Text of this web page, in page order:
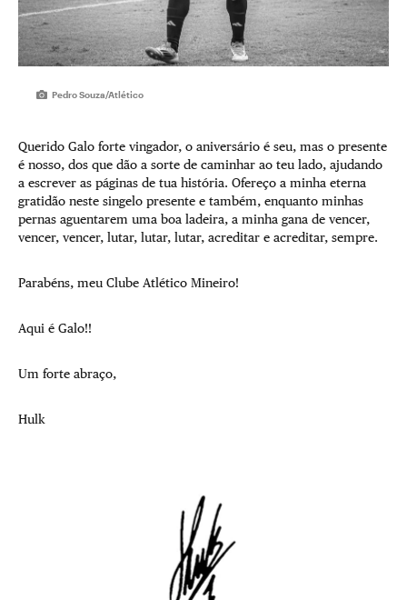
Pedro Souza/Atlético
Querido Galo forte vingador, o aniversário é seu, mas o presente
é nosso, dos que dão a sorte de caminhar ao teu lado, ajudando
a escrever as páginas de tua história. Ofereço a minha eterna
gratidão neste singelo presente e também, enquanto minhas
pernas aguentarem uma boa ladeira, a minha gana de vencer,
vencer, vencer, lutar, lutar, lutar, acreditar e acreditar, sempre.
Parabéns, meu Clube Atlético Mineiro!
Aqui é Galo!!
Um forte abraço,
Hulk